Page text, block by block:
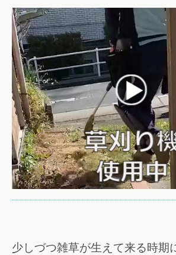
少しづつ雑草が生えて来る時期